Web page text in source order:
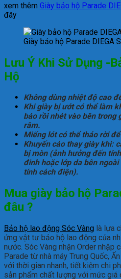
xem thêm Giày bảo hộ Parade
đây
Giày bảo hộ Parade DIEGA
Lưu Ý Khi Sử Dụng -
Hộ
Không dùng nhiệt độ cao
Khi giày bị ướt có thể làm
báo rồi nhét vào bên trong
râm.
Miếng lót có thể tháo rời
Khuyến cáo thay giày khi:
bị mòn (ảnh hưởng đến
đinh hoặc lớp da bên
tính cách điện).
Mua giày bảo hộ
đâu ?
Bảo hộ lao động Sóc Vàng là lựa
ứng vật tư bảo hộ lao động của
nước. Sóc Vàng nhận Order nhập
Parade từ nhà máy Trung Quốc,
với thời gian nhanh, tiết kiệm chi
sản phẩm chất lượng với mức giá